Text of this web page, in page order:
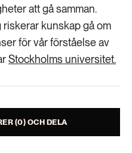
att gå samman.
kunskap gå om
för vår förståelse av
Stockholms universitet.
(0) OCH DELA